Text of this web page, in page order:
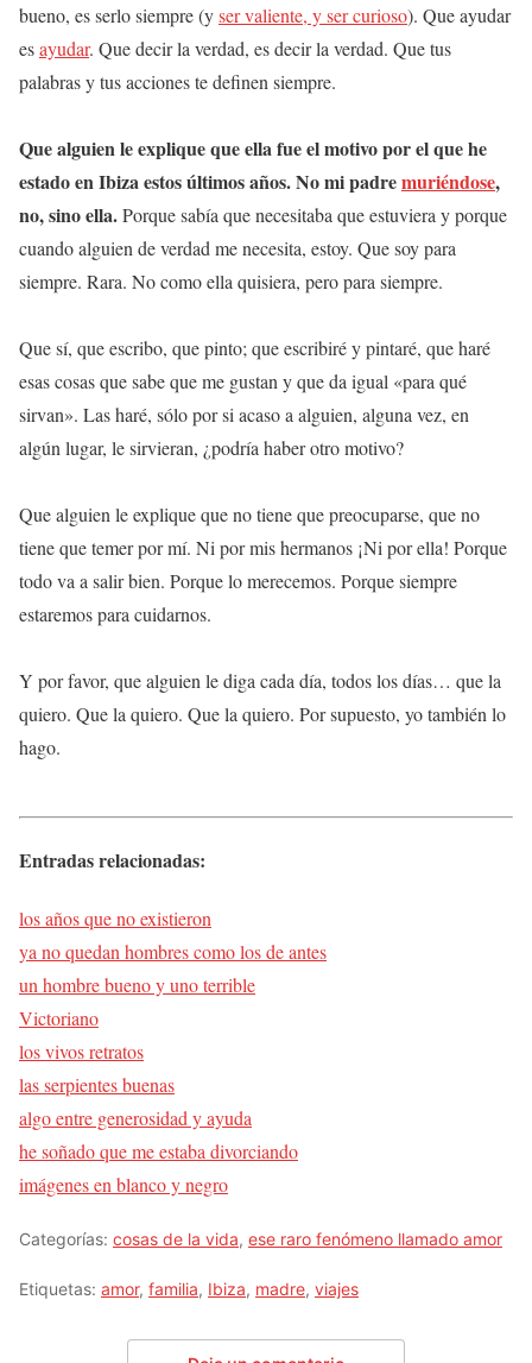
bueno, es serlo siempre (yser valiente, y ser curioso). Que ayudar
esayudar. Que decir la verdad, es decir la verdad. Que tus
palabras y tus acciones te definen siempre.
Que alguien le explique que ella fue el motivo por el que he
estado en Ibiza estos últimos años. No mi padremuriéndose,
no, sino ella.Porque sabía que necesitaba que estuviera y porque
cuando alguien de verdad me necesita, estoy. Que soy para
siempre. Rara. No como ella quisiera, pero para siempre.
Que sí, que escribo, que pinto; que escribiré y pintaré, que haré
esas cosas que sabe que me gustan y que da igual «para qué
sirvan». Las haré, sólo por si acaso a alguien, alguna vez, en
algún lugar, le sirvieran, ¿podría haber otro motivo?
Que alguien le explique que no tiene que preocuparse, que no
tiene que temer por mí. Ni por mis hermanos ¡Ni por ella! Porque
todo va a salir bien. Porque lo merecemos. Porque siempre
estaremos para cuidarnos.
Y por favor, que alguien le diga cada día, todos los días… que la
quiero. Que la quiero. Que la quiero. Por supuesto, yo también lo
hago.
Entradas relacionadas:
los años que no existieron
ya no quedan hombres como los de antes
un hombre bueno y uno terrible
Victoriano
los vivos retratos
las serpientes buenas
algo entre generosidad y ayuda
he soñado que me estaba divorciando
imágenes en blanco y negro
Categorías: cosas de la vida, ese raro fenómeno llamado amor
Etiquetas: amor, familia, Ibiza, madre, viajes